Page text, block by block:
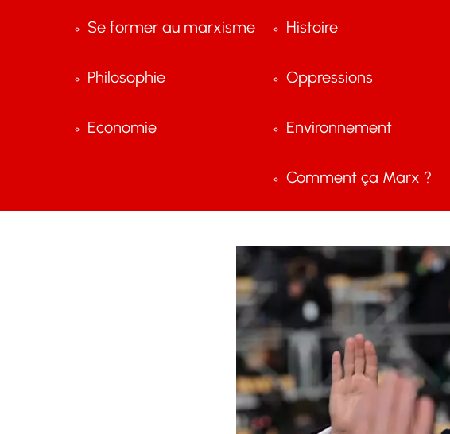
Se former au marxisme
Philosophie
Economie
Histoire
Oppressions
Environnement
Comment ça Marx ?